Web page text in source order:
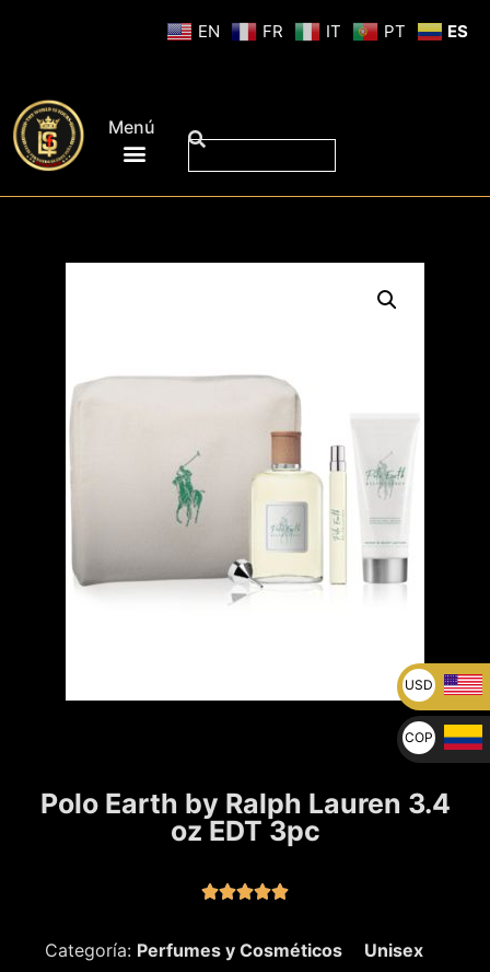
Menú
Polo Earth by Ralph Lauren 3.4
oz EDT 3pc

Categoría: Perfumes y Cosméticos
Unisex
EN FR IT PT ES
USD
U$
COP
$